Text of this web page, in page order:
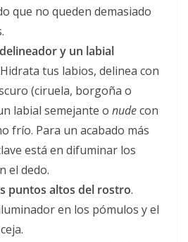
que no queden demasiado
y un labial
tus labios, delinea con
(ciruela, borgoña o
labial semejante o nudecon
frío. Para un acabado más
está en difuminar los
el dedo.
puntos altos del rostro.
en los pómulos y el